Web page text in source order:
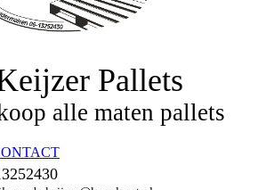
Pallets
alle maten pallets